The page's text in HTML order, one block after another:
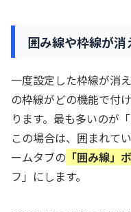
囲み線や枠線が
一度設定した枠線が消
の枠線がどの機能で付
ります。最も多いのが
この場合は、囲まれて
ームタブの 「囲み線」
フ」にします。